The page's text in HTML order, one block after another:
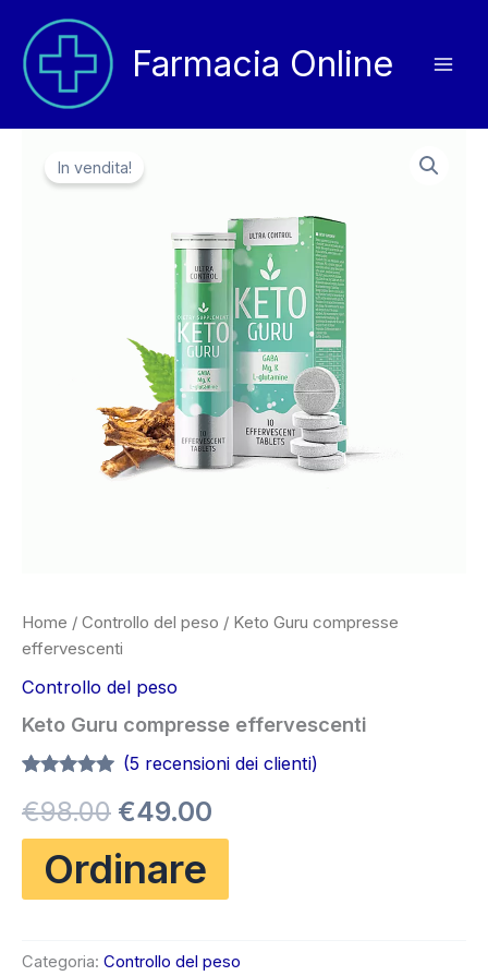
contenuto
Farmacia Online
In vendita!
Home / Controllo del peso / Keto Guru compresse
effervescenti
Controllo del peso
Keto Guru compresse effervescenti
su 5 su
base di
recensioni
(5recensioni dei clienti)
€98.00 Il
prezzo
originale
€49.00
attuale
Ordinare
Categoria: Controllo del peso